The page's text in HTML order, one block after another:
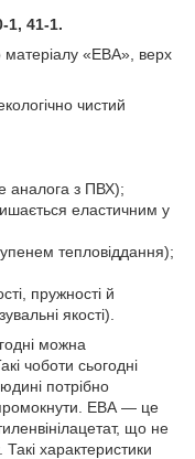
1, 41-1.
матеріалу «ЕВА», верх
чистий
аналога з ПВХ);
еластичним у
тепловіддання);
пружності й
якості).
можна
чоботи сьогодні
потрібно
ЕВА — це
що не
характеристики